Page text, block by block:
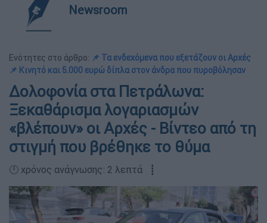
Newsroom
Ενότητες στο άρθρο: 📌 Τα ενδεχόμενα που εξετάζουν οι Αρχές
📌 Κινητό και 5.000 ευρώ δίπλα στον άνδρα που πυροβόλησαν
Δολοφονία στα Πετράλωνα:
Ξεκαθάρισμα λογαριασμών
«βλέπουν» οι Αρχές - Βίντεο από τη
στιγμή που βρέθηκε το θύμα
🕛 χρόνος ανάγνωσης: 2 λεπτά ┋